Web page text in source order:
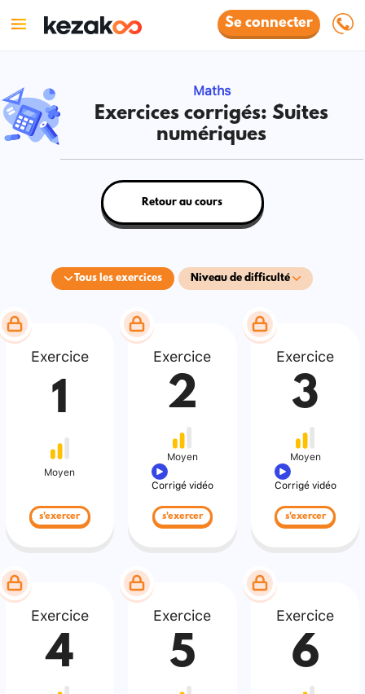
Se connecter
Maths
Exercices corrigés: Suites
numériques
Tous les exercices Niveau de difficulté
Retour au cours
Exercice
1
Moyen
s'exercer
Exercice
2
Moyen
Corrigé vidéo
s'exercer
Exercice
3
Moyen
Corrigé vidéo
s'exercer
Exercice
4
Exercice
5
Exercice
6